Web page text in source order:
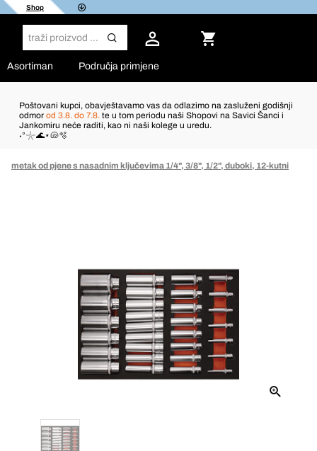
Shop
Asortiman Područja primjene
Poštovani kupci, obavještavamo vas da odlazimo na zasluženi godišnji
odmor od 3.8. do 7.8. te u tom periodu naši Shopovi na Savici Šanci i
Jankomiru neće raditi, kao ni naši kolege u uredu.
˖°𓇼🌊⋆🐚🫧
Umetak od pjene s nasadnim ključevima 1/4", 3/8", 1/2", duboki, 12-kutni